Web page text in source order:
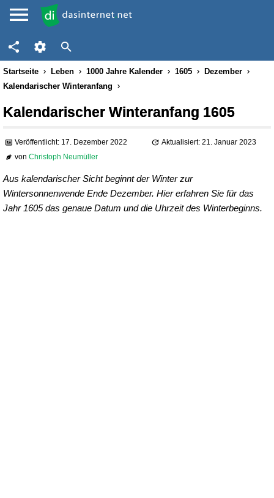
Startseite Leben 1000 Jahre Kalender 1605
Dezember
Kalendarischer Winteranfang
Kalendarischer Winteranfang 1605
Veröffentlicht: 17. Dezember 2022
Aktualisiert: 21. Januar 2023
vonChristoph Neumüller
Aus kalendarischer Sicht beginnt der Winter zur
Wintersonnenwende Ende Dezember. Hier erfahren Sie für das
Jahr 1605 das genaue Datum und die Uhrzeit des Winterbeginns.